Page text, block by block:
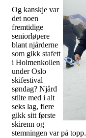
Og kanskje var
det noen
fremtidige
seniorløpere
blant njårderne
som gikk stafett
i Holmenkollen
under Oslo
skifestival
søndag? Njård
stilte med i alt
seks lag, flere
gikk sitt første
skirenn og
stemningen var på topp.